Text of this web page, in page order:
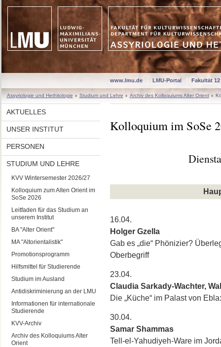
www.lmu.de LMU-Portal Fakultät 12
Assyriologie und Hethitologie Studium und Lehre Archiv des Kolloquiums Alter Orient
AKTUELLES
UNSER INSTITUT
PERSONEN
STUDIUM UND LEHRE
KVV Wintersemester 2026/27
Kolloquium zum Alten Orient im
SoSe 2026
Leitfaden für das Studium an
unserem Institut
BA "Alter Orient"
MA "Altorientalistik"
Promotionsprogramm
Hilfsmittel für Studierende
Studium im Ausland
Antidiskriminierung an der LMU
Informationen für internationale
Studierende
KVV-Archiv
Archiv des Kolloquiums Alter
Orient
Kolloquium im SoSe
16.04.
Holger Gzella
Gab es „die“ Phönizier?
Oberbegriff
23.04.
Claudia Sarkady-Wachter,
Die „Küche“ im Palast von
30.04.
Samar Shammas
Tell-el-Yahudiyeh-Ware im